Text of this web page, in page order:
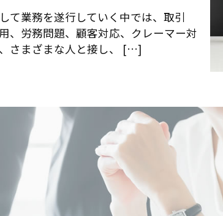
て業務を遂行していく中では、取引
、労務問題、顧客対応、クレーマー対
さまざまな人と接し、 […]